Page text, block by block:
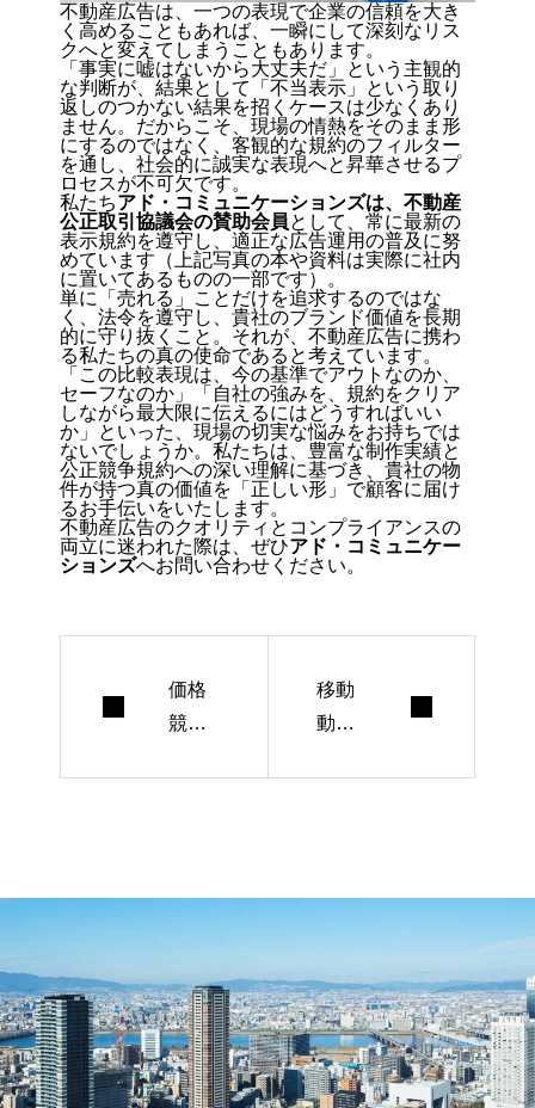
不動産広告は、一つの表現で企業の信頼を大き
く高めることもあれば、一瞬にして深刻なリス
クへと変えてしまうこともあります。
「事実に嘘はないから大丈夫だ」という主観的
な判断が、結果として「不当表示」という取り
返しのつかない結果を招くケースは少なくあり
ません。だからこそ、現場の情熱をそのまま形
にするのではなく、客観的な規約のフィルター
を通し、社会的に誠実な表現へと昇華させるプ
ロセスが不可欠です。
私たちアド・コミュニケーションズは、不動産
公正取引協議会の賛助会員として、常に最新の
表示規約を遵守し、適正な広告運用の普及に努
めています（上記写真の本や資料は実際に社内
に置いてあるものの一部です）。
単に「売れる」ことだけを追求するのではな
く、法令を遵守し、貴社のブランド価値を長期
的に守り抜くこと。それが、不動産広告に携わ
る私たちの真の使命であると考えています。
「この比較表現は、今の基準でアウトなのか、
セーフなのか」「自社の強みを、規約をクリア
しながら最大限に伝えるにはどうすればいい
か」といった、現場の切実な悩みをお持ちでは
ないでしょうか。私たちは、豊富な制作実績と
公正競争規約への深い理解に基づき、貴社の物
件が持つ真の価値を「正しい形」で顧客に届け
るお手伝いをいたします。
不動産広告のクオリティとコンプライアンスの
両立に迷われた際は、ぜひアド・コミュニケー
ションズへお問い合わせください。
価格
競争
の最
新基
本
移動
動物
で！
「失
敗し
な